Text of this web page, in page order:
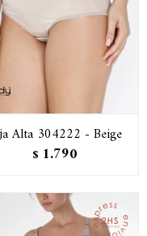
Alta 304222 - Beige
$ 1.790